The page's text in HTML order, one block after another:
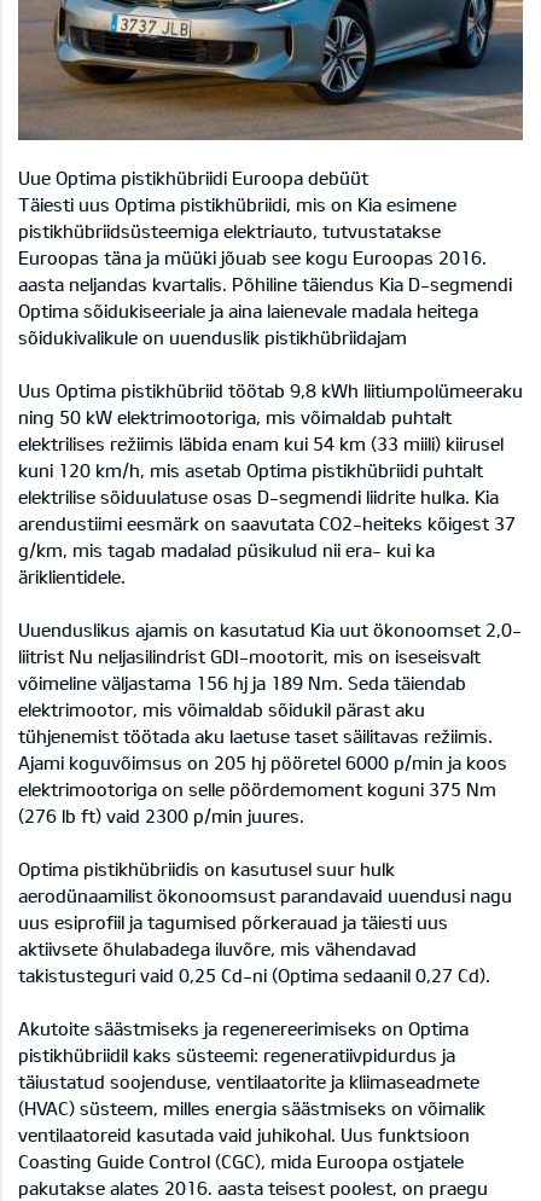
Uue Optima pistikhübriidi Euroopa debüüt
Täiesti uus Optima pistikhübriidi, mis on Kia esimene
pistikhübriidsüsteemiga elektriauto, tutvustatakse
Euroopas täna ja müüki jõuab see kogu Euroopas 2016.
aasta neljandas kvartalis. Põhiline täiendus Kia D-segmendi
Optima sõidukiseeriale ja aina laienevale madala heitega
sõidukivalikule on uuenduslik pistikhübriidajam
Uus Optima pistikhübriid töötab 9,8 kWh liitiumpolümeeraku
ning 50 kW elektrimootoriga, mis võimaldab puhtalt
elektrilises režiimis läbida enam kui 54 km (33 miili) kiirusel
kuni 120 km/h, mis asetab Optima pistikhübriidi puhtalt
elektrilise sõiduulatuse osas D-segmendi liidrite hulka. Kia
arendustiimi eesmärk on saavutata CO2-heiteks kõigest 37
g/km, mis tagab madalad püsikulud nii era- kui ka
äriklientidele.
Uuenduslikus ajamis on kasutatud Kia uut ökonoomset 2,0-
liitrist Nu neljasilindrist GDI-mootorit, mis on iseseisvalt
võimeline väljastama 156 hj ja 189 Nm. Seda täiendab
elektrimootor, mis võimaldab sõidukil pärast aku
tühjenemist töötada aku laetuse taset säilitavas režiimis.
Ajami koguvõimsus on 205 hj pööretel 6000 p/min ja koos
elektrimootoriga on selle pöördemoment koguni 375 Nm
(276 lb ft) vaid 2300 p/min juures.
Optima pistikhübriidis on kasutusel suur hulk
aerodünaamilist ökonoomsust parandavaid uuendusi nagu
uus esiprofiil ja tagumised põrkerauad ja täiesti uus
aktiivsete õhulabadega iluvõre, mis vähendavad
takistusteguri vaid 0,25 Cd-ni (Optima sedaanil 0,27 Cd).
Akutoite säästmiseks ja regenereerimiseks on Optima
pistikhübriidil kaks süsteemi: regeneratiivpidurdus ja
täiustatud soojenduse, ventilaatorite ja kliimaseadmete
(HVAC) süsteem, milles energia säästmiseks on võimalik
ventilaatoreid kasutada vaid juhikohal. Uus funktsioon
Coasting Guide Control (CGC), mida Euroopa ostjatele
pakutakse alates 2016. aasta teisest poolest, on praegu